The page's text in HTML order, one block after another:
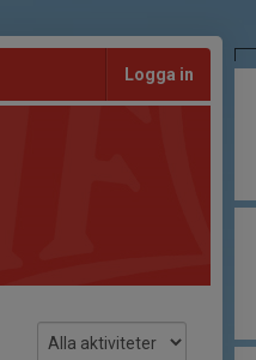
Logga in